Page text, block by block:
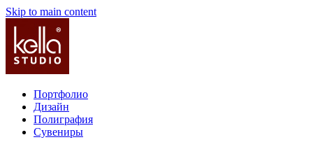
Skip to main content
Портфолио
Дизайн
Полиграфия
Сувениры